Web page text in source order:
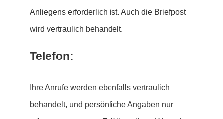
Anliegens erforderlich ist. Auch die Briefpost
wird vertraulich behandelt.
Telefon:
Ihre Anrufe werden ebenfalls vertraulich
behandelt, und persönliche Angaben nur